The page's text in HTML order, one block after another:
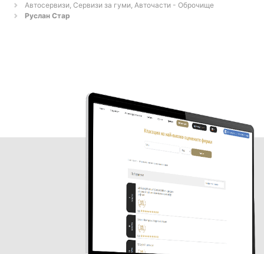
Автосервизи, Сервизи за гуми, Авточасти - Оброчище
Руслан Стар